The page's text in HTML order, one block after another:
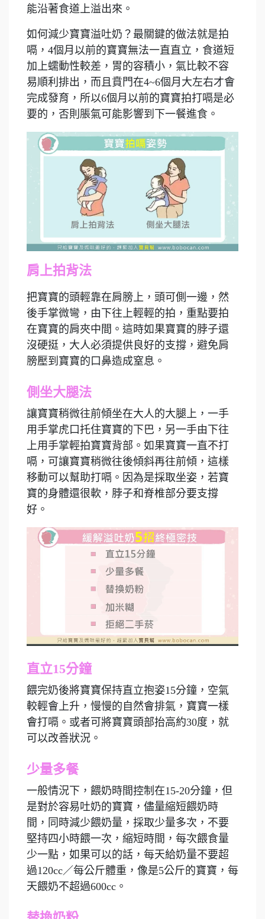
能沿著食道上溢出來。
如何減少寶寶溢吐奶？最關鍵的做法就是拍
嗝，4個月以前的寶寶無法一直直立，食道短
加上蠕動性較差，胃的容積小，氣比較不容
易順利排出，而且賁門在4~6個月大左右才會
完成發育，所以6個月以前的寶寶拍打嗝是必
要的，否則脹氣可能影響到下一餐進食。
肩上拍背法
把寶寶的頭輕靠在肩膀上，頭可側一邊，然
後手掌微彎，由下往上輕輕的拍，重點要拍
在寶寶的肩夾中間。這時如果寶寶的脖子還
沒硬挺，大人必須提供良好的支撐，避免肩
膀壓到寶寶的口鼻造成窒息。
側坐大腿法
讓寶寶稍微往前傾坐在大人的大腿上，一手
用手掌虎口托住寶寶的下巴，另一手由下往
上用手掌輕拍寶寶背部。如果寶寶一直不打
嗝，可讓寶寶稍微往後傾斜再往前傾，這樣
移動可以幫助打嗝。因為是採取坐姿，若寶
寶的身體還很軟，脖子和脊椎部分要支撐
好。
直立15分鐘
餵完奶後將寶寶保持直立抱姿15分鐘，空氣
較輕會上升，慢慢的自然會排氣，寶寶一樣
會打嗝。或者可將寶寶頭部抬高約30度，就
可以改善狀況。
少量多餐
一般情況下，餵奶時間控制在15-20分鐘，但
是對於容易吐奶的寶寶，儘量縮短餵奶時
間，同時減少餵奶量，採取少量多次，不要
堅持四小時餵一次，縮短時間，每次餵食量
少一點，如果可以的話，每天給奶量不要超
過120cc／每公斤體重，像是5公斤的寶寶，每
天餵奶不超過600cc。